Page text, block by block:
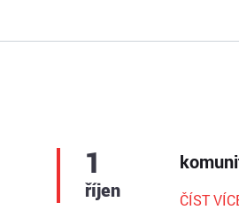
1
říjen ČÍST